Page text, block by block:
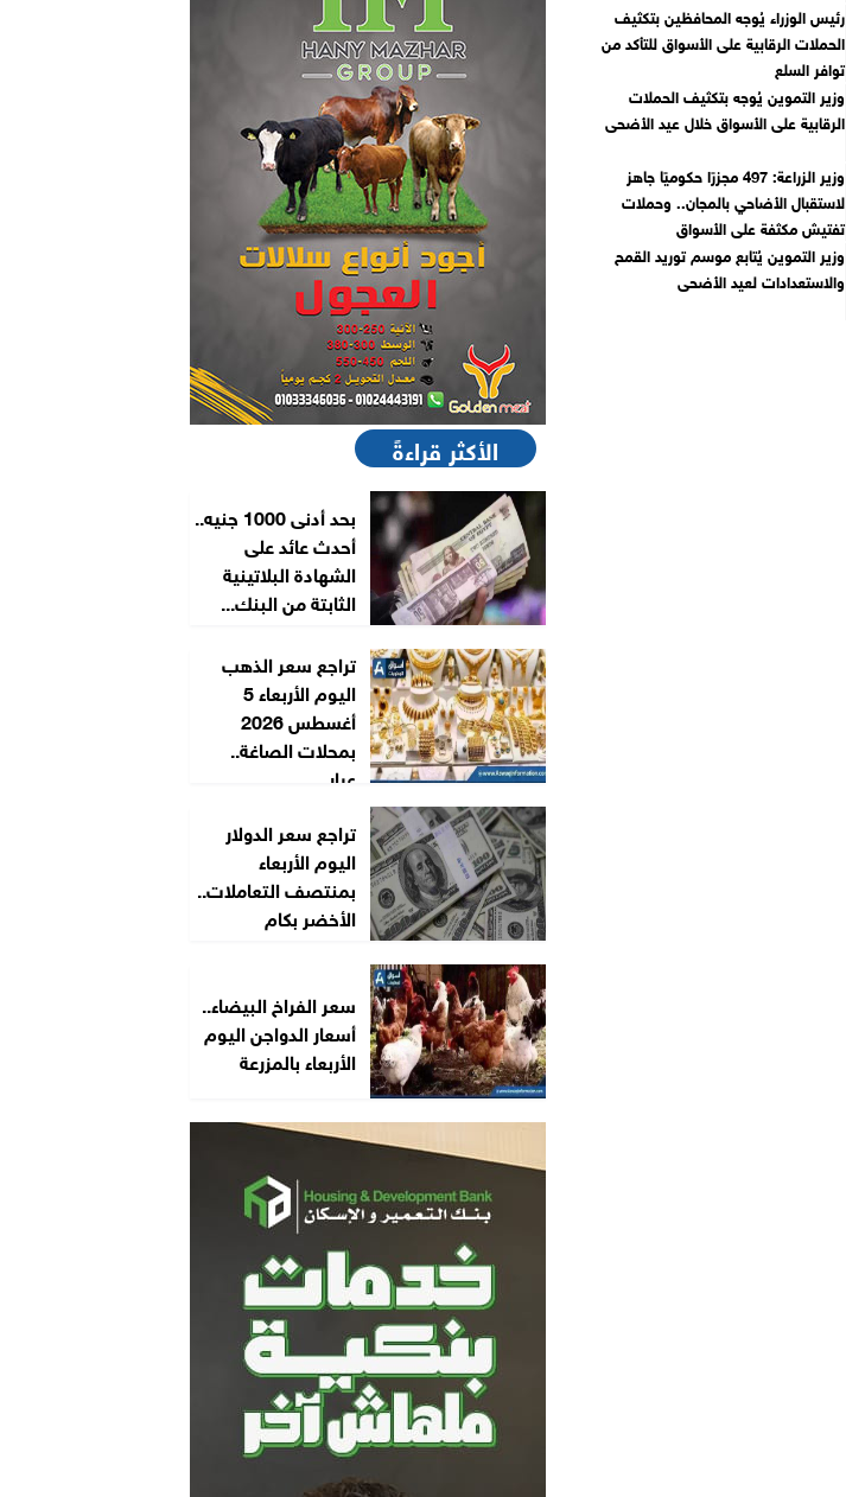
رئيس الوزراء يُوجه المحافظين بتكثيف
الحملات الرقابية على الأسواق للتأكد من
توافر السلع
وزير التموين يُوجه بتكثيف الحملات
الرقابية على الأسواق خلال عيد الأضحى
وزير الزراعة: 497 مجزرًا حكوميًا جاهز
لاستقبال الأضاحي بالمجان.. وحملات
تفتيش مكثفة على الأسواق
وزير التموين يُتابع موسم توريد القمح
والاستعدادات لعيد الأضحى
الأكثر قراءةً
بحد أدنى 1000 جنيه..
أحدث عائد على
الشهادة البلاتينية
الثابتة من البنك...
تراجع سعر الذهب
اليوم الأربعاء 5
أغسطس 2026
بمحلات الصاغة..
عيار...
تراجع سعر الدولار
اليوم الأربعاء
بمنتصف التعاملات..
الأخضر بكام
سعر الفراخ البيضاء..
أسعار الدواجن اليوم
الأربعاء بالمزرعة